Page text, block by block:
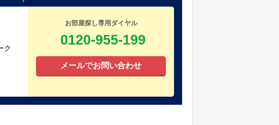
ク
お部屋探し専用ダイヤル
0120-955-199
メールでお問い合わせ